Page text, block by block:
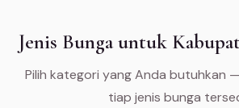
Jenis Bunga untuk
Pilih kategori yang Anda butuhkan —
tiap jenis bunga